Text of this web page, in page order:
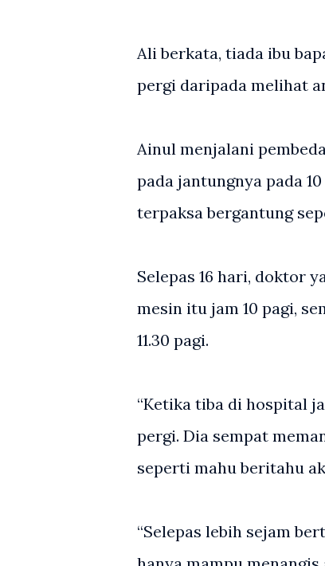
Ali berkata, tiada ibu
pergi daripada melihat
Ainul menjalani
pada jantungnya pada
terpaksa bergantung
Selepas 16 hari, doktor
mesin itu jam 10 pagi,
11.30 pagi.
“Ketika tiba di hospital
pergi. Dia sempat
seperti mahu beritahu
“Selepas lebih sejam